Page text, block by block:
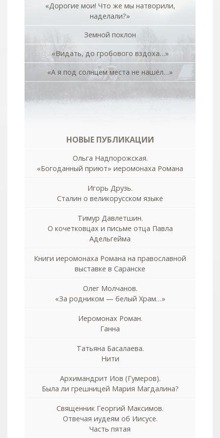
«Дорогие мои! Что же мы натворили,
наделали?»
Земной поклон
«Видать, до гробового вздоха…»
«А я под солнцем места не нашёл…»
НОВЫЕ ПУБЛИКАЦИИ
Ольга Надпорожская.
«Богоданный приют» иеромонаха Романа
Игорь Друзь.
Сталин о великорусском языке
Тимур Давлетшин.
О кочетковцах и письме отца Павла
Адельгейма
Книги иеромонаха Романа на православной
выставке в Саранске
Олег Молчанов.
«За родником — белый Храм…»
Иеромонах Роман.
Ганна
Татьяна Басалаева.
Нити
Архимандрит Иов (Гумеров).
Была ли грешницей Мария Магдалина?
Священник Георгий Максимов.
Отвечая иудеям об Иисусе.
Часть пятая